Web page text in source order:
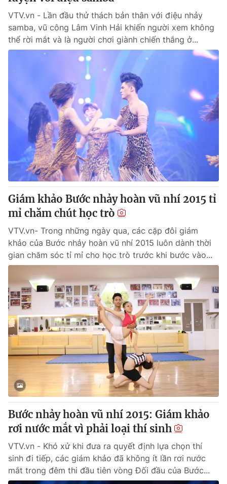
VTV.vn - Lần đầu thử thách bản thân với điệu nhảy
samba, vũ công Lâm Vinh Hải khiến người xem không
thể rời mắt và là người chơi giành chiến thắng ở...
Giám khảo Bước nhảy hoàn vũ nhí 2015 tỉ
mỉ chăm chút học trò
VTV.vn- Trong những ngày qua, các cặp đôi giám
khảo của Bước nhảy hoàn vũ nhí 2015 luôn dành thời
gian chăm sóc tỉ mỉ cho học trò trước khi bước vào...
Bước nhảy hoàn vũ nhí 2015: Giám khảo
rơi nước mắt vì phải loại thí sinh
VTV.vn - Khó xử khi đưa ra quyết định lựa chọn thí
sinh đi tiếp, các giám khảo đã không ít lần rơi nước
mắt trong đêm thi đầu tiên vòng Đối đầu của Bước...